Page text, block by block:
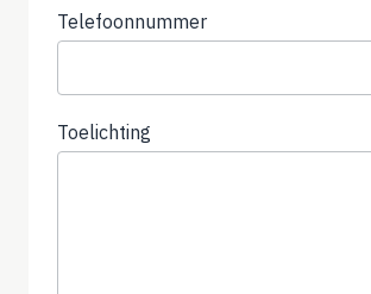
Telefoonnummer
required)
Toelichting